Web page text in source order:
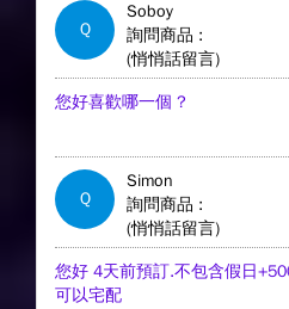
Q
Soboy
詢問商品 :
(悄悄話留言)
您好喜歡哪一個 ?
Q
Simon
詢問商品 :
(悄悄話留言)
您好 4天前預訂.不包含假日
可以宅配